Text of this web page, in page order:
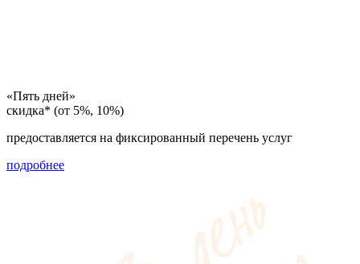
«Пять дней»
скидка* (от 5%, 10%)
предоставляется на фиксированный перечень услуг
подробнее